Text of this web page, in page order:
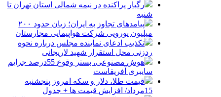
رگبار پراکنده در نیمه شمالی استان تهران تا
شنبه
پیامدهای تجاوز به ایران؛ زیان حدود ۲۰۰
میلیون یورویی شرکت هواپیمایی مجارستان
تکذیب ادعای نماینده مجلس درباره نحوه
ردزنی محل استقرار شهید لاریجانی
هوش مصنوعی، بستر وقوع 55درصد جرایم
سایبری آفریقاست
قیمت طلا، دلار و سکه امروز پنجشنبه
15مرداد/ افزایش قیمت ها + جدول